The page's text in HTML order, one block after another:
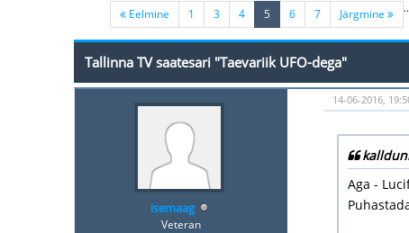
Eelmine 1 3 4 5 (current)
6 7 Järgmine
Tallinna TV saatesari "Taevariik UFO-dega"
isemaag
Veteran
14-06-2016,
Aga -